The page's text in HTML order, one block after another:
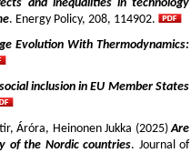
and inequalities in technology
. Energy Policy, 208, 114902.
Evolution With Thermodynamics:
inclusion in EU Member States
Áróra, Heinonen Jukka (2025)Are
of the Nordic countries. Journal of